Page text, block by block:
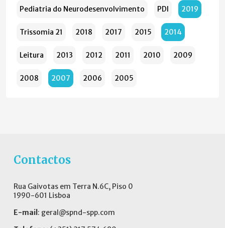
Pediatria do Neurodesenvolvimento PDI 2019
Trissomia 21 2018 2017 2015 2014
Leitura 2013 2012 2011 2010 2009
2008 2007 2006 2005
Contactos
Rua Gaivotas em Terra N.6C, Piso 0
1990-601 Lisboa
E-mail : geral@spnd-spp.com